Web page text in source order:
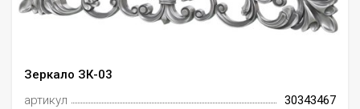
Зеркало ЗК-03
артикул
30343467